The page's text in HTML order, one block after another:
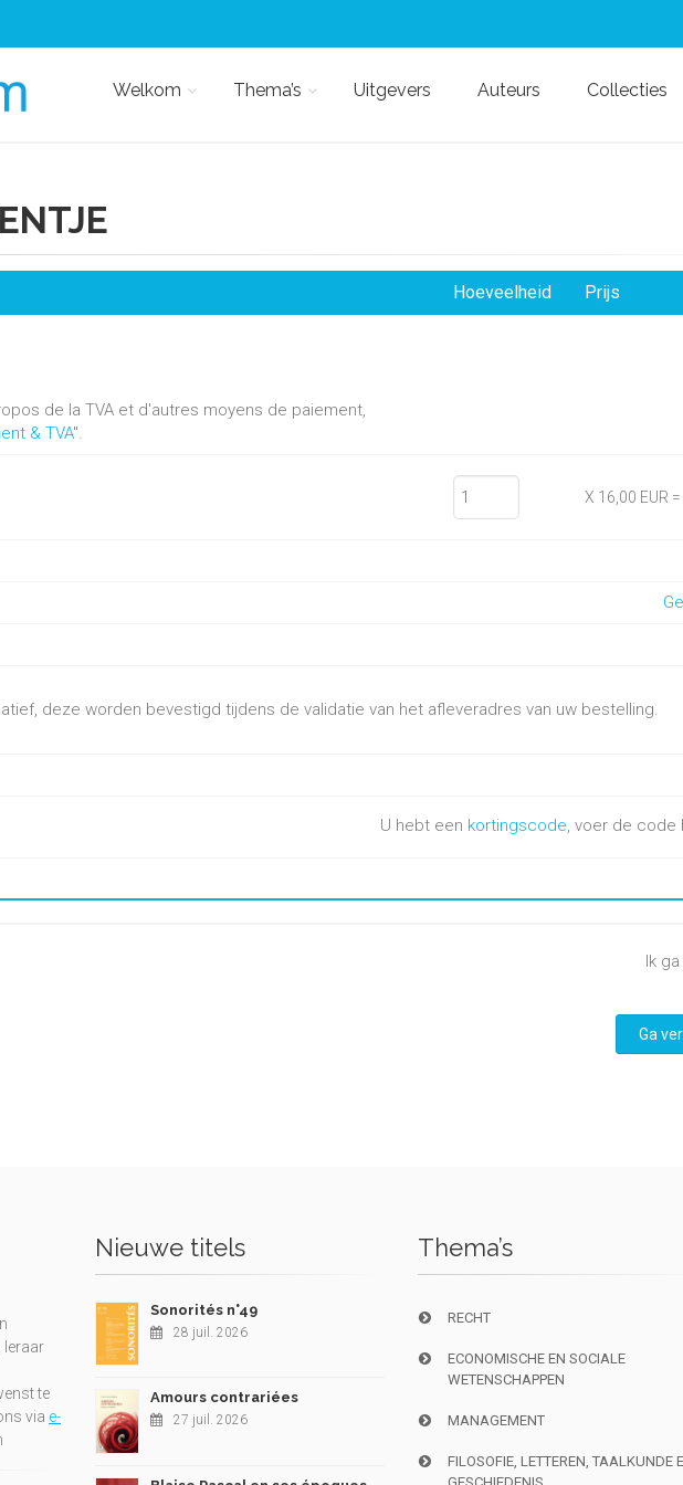
Welkom Thema’s Uitgevers Auteurs Collecties
de la TVA et d'autres moyens de paiement,
& TVA".
Hoeveelheid Prijs
X 16,00 EUR =
deze worden bevestigd tijdens de validatie van het afleveradres van uw bestelling.
U hebt een kortingscode, voer de code
Ik
Ga
leraar
te
via e-
Nieuwe titels
Sonorités n°49
28 juil. 2026
Amours contrariées
27 juil. 2026
Thema’s
RECHT
ECONOMISCHE EN SOCIALE
WETENSCHAPPEN
MANAGEMENT
FILOSOFIE, LETTEREN, TAALKUNDE